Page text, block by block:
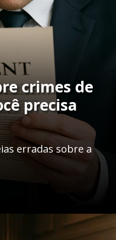
crimes de
precisa
erradas sobre a